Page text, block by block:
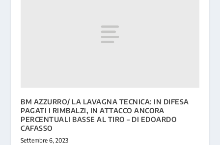
BM AZZURRO/ LA LAVAGNA TECNICA: IN DIFESA
PAGATI I RIMBALZI, IN ATTACCO ANCORA
PERCENTUALI BASSE AL TIRO – DI EDOARDO
CAFASSO
Settembre 6, 2023